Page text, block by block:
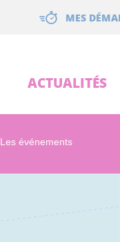
MES
ACTUALITÉS
Les événements